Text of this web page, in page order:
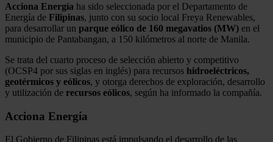
Acciona Energía ha sido seleccionada por el Departamento de
Energía de Filipinas, junto con su socio local Freya Renewables,
para desarrollar un parque eólico de 160 megavatios (MW) en el
municipio de Pantabangan, a 150 kilómetros al norte de Manila.
Se trata del cuarto proceso de selección abierto y competitivo
(OCSP4 por sus siglas en inglés) para recursos hidroeléctricos,
geotérmicos y eólicos, y otorga derechos de exploración, desarrollo
y utilización de recursos eólicos, según ha informado la compañía.
Acciona Energía
El Gobierno de Filipinas está impulsando el desarrollo de las